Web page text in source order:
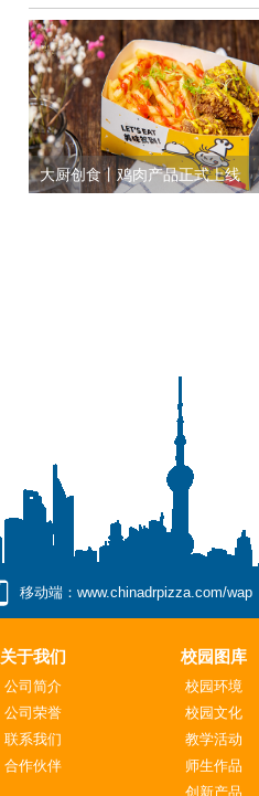
大厨创食丨鸡肉产品正式上线
移动端：www.chinadrpizza.com/wap
关于我们
公司简介
公司荣誉
联系我们
合作伙伴
校园图库
校园环境
校园文化
教学活动
师生作品
创新产品